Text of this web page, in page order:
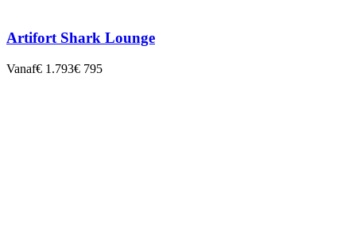
Artifort Shark Lounge
Vanaf€ 1.793€ 795